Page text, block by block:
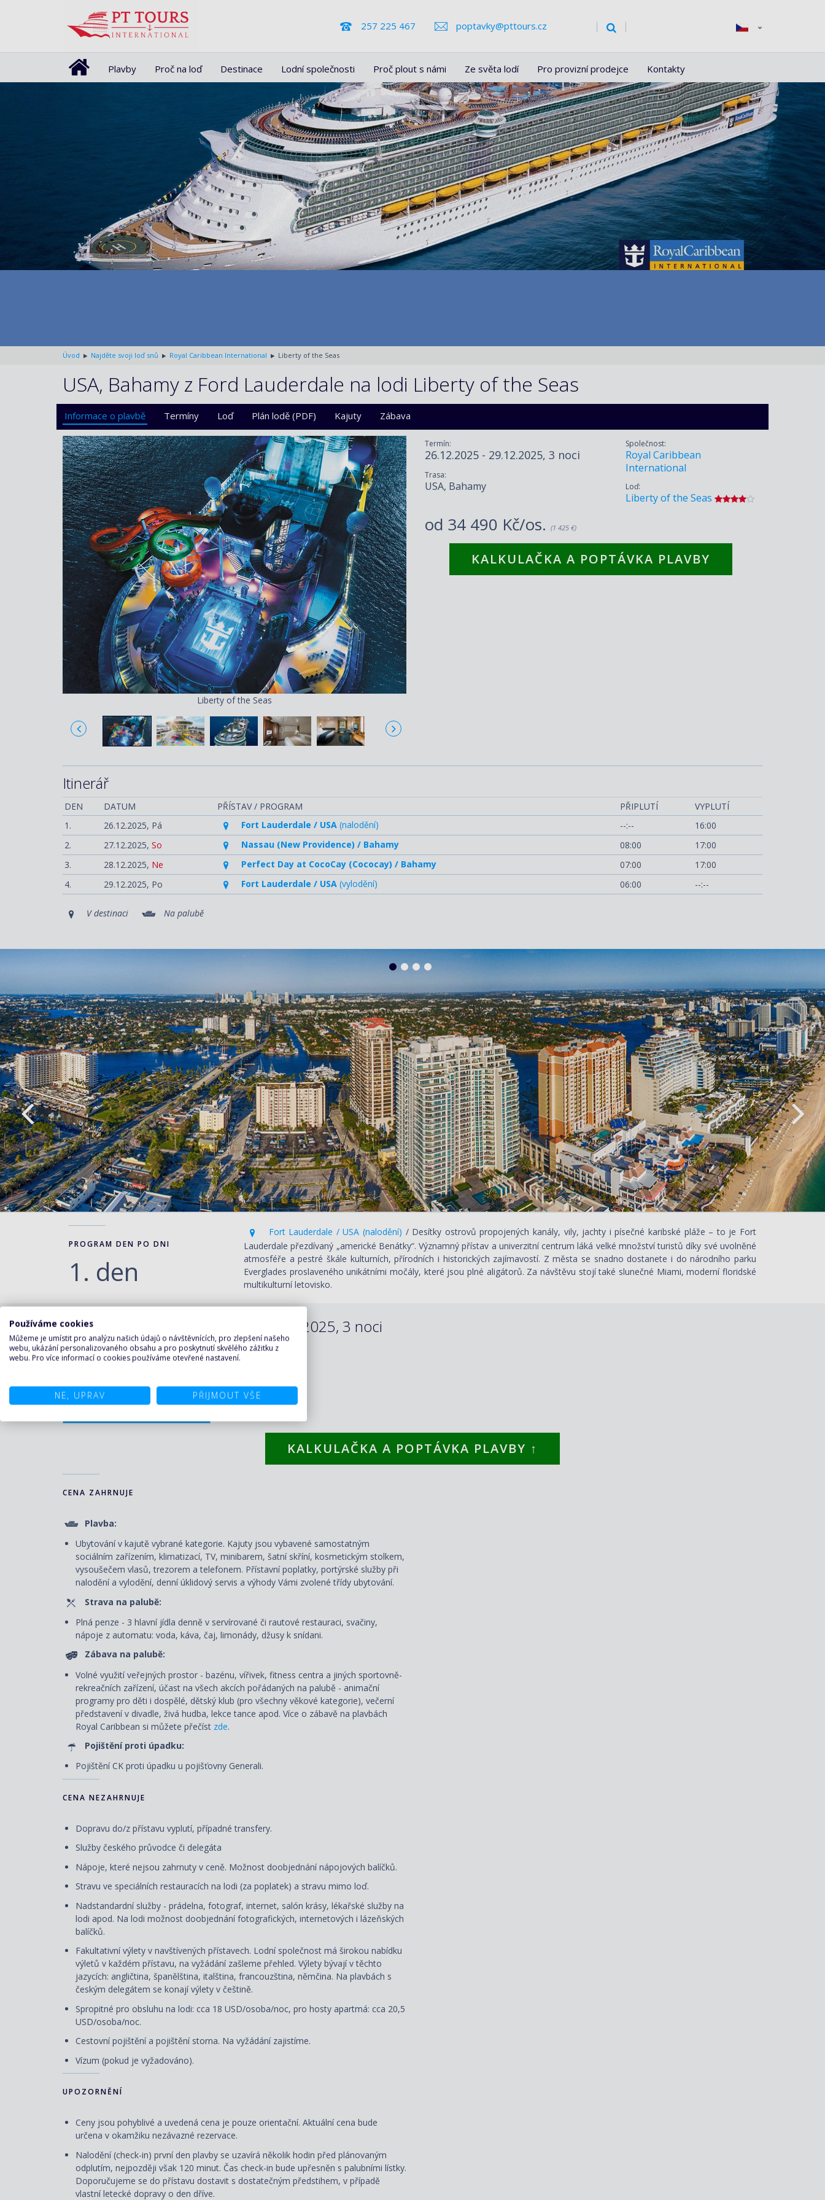
257 225 467 poptavky@pttours.cz
Plavby Proč na loď Destinace Lodní společnosti Proč plout s námi Ze světa lodí Pro provizní prodejce Kontakty
Úvod Najděte svoji loď snů Royal Caribbean International Liberty of the Seas
USA, Bahamy z Ford Lauderdale na lodi Liberty of the Seas
Informace o plavbě Termíny Loď Plán lodě (PDF) Kajuty Zábava
Liberty of the Seas
Termín:
26.12.2025 - 29.12.2025, 3 noci
Trasa:
USA, Bahamy
Společnost:
Royal Caribbean
International
Loď:
Liberty of the Seas
od 34 490 Kč/os. (1 425 €)
KALKULAČKA A POPTÁVKA PLAVBY
Itinerář
DEN DATUM PŘÍSTAV / PROGRAM PŘIPLUTÍ
VYPLUTÍ
1.
26.12.2025, Pá Fort Lauderdale / USA (nalodění) --:--
16:00
2.
27.12.2025, So Nassau (New Providence) / Bahamy 08:00
17:00
3.
28.12.2025, Ne Perfect Day at CocoCay (Cococay) / Bahamy 07:00
17:00
4.
29.12.2025, Po Fort Lauderdale / USA (vylodění) 06:00 --:--
V destinaci Na palubě
PROGRAM DEN PO DNI
1. den
Fort Lauderdale / USA (nalodění) / Desítky ostrovů propojených kanály, vily, jachty i písečné karibské pláže – to je Fort
Lauderdale přezdívaný „americké Benátky“. Významný přístav a univerzitní centrum láká velké množství turistů díky své uvolněné
atmosféře a pestré škále kulturních, přírodních i historických zajímavostí. Z města se snadno dostanete i do národního parku
Everglades proslaveného unikátními močály, které jsou plné aligátorů. Za návštěvu stojí také slunečné Miami, moderní floridské
multikulturní letovisko.
Ceny pro termín 26.12.2025 - 29.12.2025, 3 noci
STANDARD
cena za 1. a 2. osobu
34 490 Kč/os.(1 425 €)
KALKULAČKA A POPTÁVKA PLAVBY ↑
CENA ZAHRNUJE
Plavba:
Ubytování v kajutě vybrané kategorie. Kajuty jsou vybavené samostatným
sociálním zařízením, klimatizací, TV, minibarem, šatní skříní, kosmetickým stolkem,
vysoušečem vlasů, trezorem a telefonem. Přístavní poplatky, portýrské služby při
nalodění a vylodění, denní úklidový servis a výhody Vámi zvolené třídy ubytování.
Strava na palubě:
Plná penze - 3 hlavní jídla denně v servírované či rautové restauraci, svačiny,
nápoje z automatu: voda, káva, čaj, limonády, džusy k snídani.
Zábava na palubě:
Volné využití veřejných prostor - bazénu, vířivek, fitness centra a jiných sportovně-
rekreačních zařízení, účast na všech akcích pořádaných na palubě - animační
programy pro děti i dospělé, dětský klub (pro všechny věkové kategorie), večerní
představení v divadle, živá hudba, lekce tance apod. Více o zábavě na plavbách
Royal Caribbean si můžete přečíst zde.
Pojištění proti úpadku:
Pojištění CK proti úpadku u pojišťovny Generali.
CENA NEZAHRNUJE
Dopravu do/z přístavu vyplutí, případné transfery.
Služby českého průvodce či delegáta
Nápoje, které nejsou zahrnuty v ceně. Možnost doobjednání nápojových balíčků.
Stravu ve speciálních restauracích na lodi (za poplatek) a stravu mimo loď.
Nadstandardní služby - prádelna, fotograf, internet, salón krásy, lékařské služby na
lodi apod. Na lodi možnost doobjednání fotografických, internetových i lázeňských
balíčků.
Fakultativní výlety v navštívených přístavech. Lodní společnost má širokou nabídku
výletů v každém přístavu, na vyžádání zašleme přehled. Výlety bývají v těchto
jazycích: angličtina, španělština, italština, francouzština, němčina. Na plavbách s
českým delegátem se konají výlety v češtině.
Spropitné pro obsluhu na lodi: cca 18 USD/osoba/noc, pro hosty apartmá: cca 20,5
USD/osoba/noc.
Cestovní pojištění a pojištění storna. Na vyžádání zajistíme.
Vízum (pokud je vyžadováno).
UPOZORNĚNÍ
Ceny jsou pohyblivé a uvedená cena je pouze orientační. Aktuální cena bude
určena v okamžiku nezávazné rezervace.
Nalodění (check-in) první den plavby se uzavírá několik hodin před plánovaným
odplutím, nejpozději však 120 minut. Čas check-in bude upřesněn s palubními lístky.
Doporučujeme se do přístavu dostavit s dostatečným předstihem, v případě
vlastní letecké dopravy o den dříve.
Používáme cookies
Můžeme je umístit pro analýzu našich údajů o návštěvnících, pro zlepšení našeho
webu, ukázání personalizovaného obsahu a pro poskytnutí skvělého zážitku z
webu. Pro více informací o cookies používáme otevřené nastavení.
NE, UPRAV PŘIJMOUT VŠE